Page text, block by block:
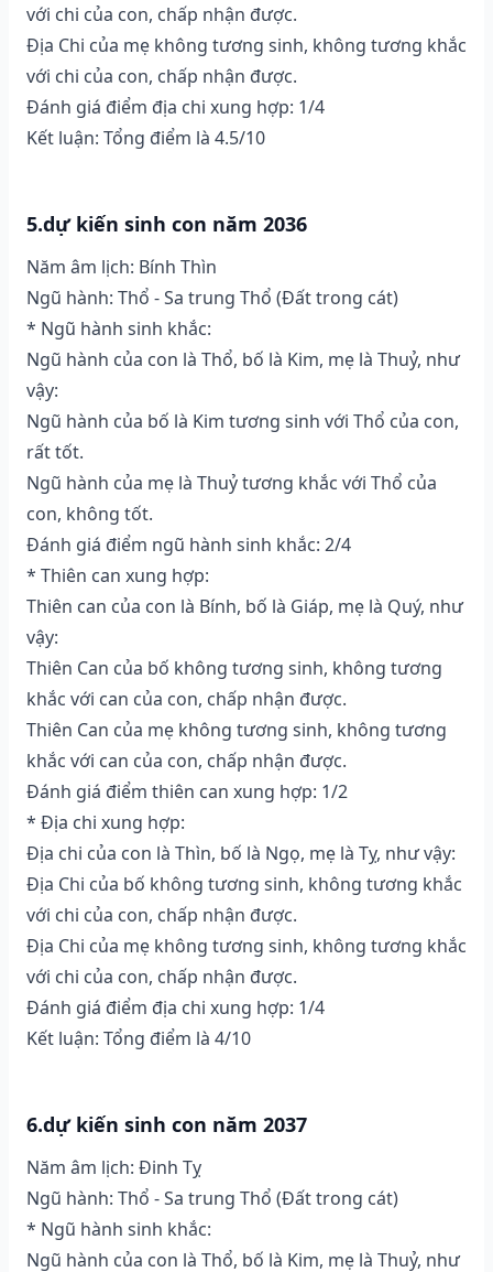
với chi của con, chấp nhận được.
Địa Chi của mẹ không tương sinh, không tương khắc
với chi của con, chấp nhận được.
Đánh giá điểm địa chi xung hợp: 1/4
Kết luận: Tổng điểm là 4.5/10
5.dự kiến sinh con năm 2036
Năm âm lịch: Bính Thìn
Ngũ hành: Thổ - Sa trung Thổ (Ðất trong cát)
* Ngũ hành sinh khắc:
Ngũ hành của con là Thổ, bố là Kim, mẹ là Thuỷ, như
vậy:
Ngũ hành của bố là Kim tương sinh với Thổ của con,
rất tốt.
Ngũ hành của mẹ là Thuỷ tương khắc với Thổ của
con, không tốt.
Đánh giá điểm ngũ hành sinh khắc: 2/4
* Thiên can xung hợp:
Thiên can của con là Bính, bố là Giáp, mẹ là Quý, như
vậy:
Thiên Can của bố không tương sinh, không tương
khắc với can của con, chấp nhận được.
Thiên Can của mẹ không tương sinh, không tương
khắc với can của con, chấp nhận được.
Đánh giá điểm thiên can xung hợp: 1/2
* Địa chi xung hợp:
Địa chi của con là Thìn, bố là Ngọ, mẹ là Tỵ, như vậy:
Địa Chi của bố không tương sinh, không tương khắc
với chi của con, chấp nhận được.
Địa Chi của mẹ không tương sinh, không tương khắc
với chi của con, chấp nhận được.
Đánh giá điểm địa chi xung hợp: 1/4
Kết luận: Tổng điểm là 4/10
6.dự kiến sinh con năm 2037
Năm âm lịch: Đinh Tỵ
Ngũ hành: Thổ - Sa trung Thổ (Ðất trong cát)
* Ngũ hành sinh khắc:
Ngũ hành của con là Thổ, bố là Kim, mẹ là Thuỷ, như